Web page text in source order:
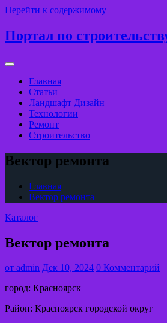
Перейти к содержимому
Портал по
Главная
Статьи
Ландшафт Дизайн
Технологии
Ремонт
Строительство
Вектор ремонта
Главная
Вектор ремонта
Каталог
Вектор ремонта
от admin Дек 10, 2024 0 Комментарий
город: Красноярск
Район: Красноярск городской округ